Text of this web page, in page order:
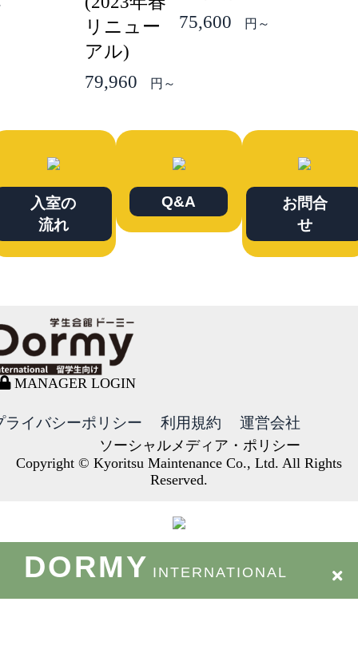
リニュー
アル)
79,960
円～
75,600
円～
入室の
流れ
Q&A
お問合
せ
MANAGER LOGIN
ライバシーポリシー 利用規約 運営会社
ソーシャルメディア・ポリシー
Copyright © Kyoritsu Maintenance Co., Ltd. All Rights
Reserved.
DORMY INTERNATIONAL